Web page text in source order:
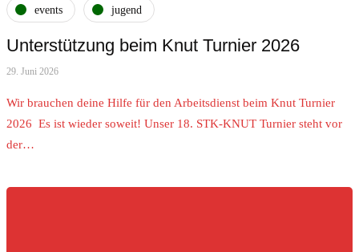
events jugend
Unterstützung beim Knut Turnier 2026
29. Juni 2026
Wir brauchen deine Hilfe für den Arbeitsdienst beim Knut Turnier
2026 Es ist wieder soweit! Unser 18. STK-KNUT Turnier steht vor
der…